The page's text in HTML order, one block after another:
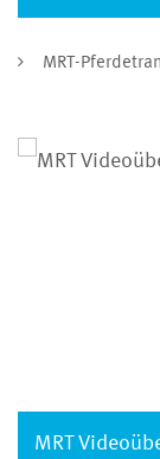
MRT-
MRT